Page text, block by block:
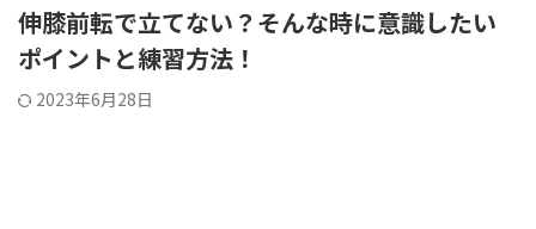
伸膝前転で立てない？そんな時に意識したい
ポイントと練習方法！
2023年6月28日